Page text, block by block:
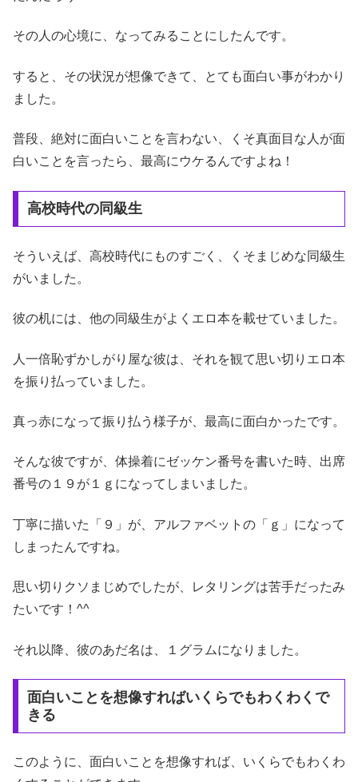
その人の心境に、なってみることにしたんです。
すると、その状況が想像できて、とても面白い事がわかり
ました。
普段、絶対に面白いことを言わない、くそ真面目な人が面
白いことを言ったら、最高にウケるんですよね！
高校時代の同級生
そういえば、高校時代にものすごく、くそまじめな同級生
がいました。
彼の机には、他の同級生がよくエロ本を載せていました。
人一倍恥ずかしがり屋な彼は、それを観て思い切りエロ本
を振り払っていました。
真っ赤になって振り払う様子が、最高に面白かったです。
そんな彼ですが、体操着にゼッケン番号を書いた時、出席
番号の１９が１ｇになってしまいました。
丁寧に描いた「９」が、アルファベットの「ｇ」になって
しまったんですね。
思い切りクソまじめでしたが、レタリングは苦手だったみ
たいです！^^
それ以降、彼のあだ名は、１グラムになりました。
面白いことを想像すればいくらでもわくわくで
きる
このように、面白いことを想像すれば、いくらでもわくわ